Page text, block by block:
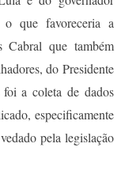
o que favoreceria a
Cabral que também
do Presidente
a coleta de dados
especificamente
pela legislação